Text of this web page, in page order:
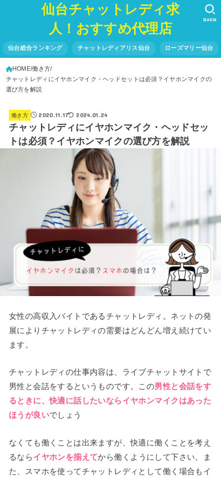
仙台チャットレディ求
人！おすすめ代理店
仙台総合ランキング チャットレディアリス仙台 ローズマリー仙台
SEARCH
HOME 働き方
チャットレディにイヤホンマイク・ヘッドセットは必須？イヤホンマイクの
選び方を解説
働き方 2020.11.17 2024.01.24
チャットレディにイヤホンマイク・ヘッドセッ
トは必須？イヤホンマイクの選び方を解説
女性の高収入バイトであるチャットレディ。ネットの発
展によりチャットレディの需要はどんどん増え続けてい
ます。
チャットレディの仕事内容は、ライブチャットサイトで
男性と会話をするというものです。この男性と会話をす
るときに、快適に話したいならイヤホンマイクはあった
ほうが良いでしょう
なくても働くことは出来ますが、快適に働くことを考え
るならイヤホンを揃えてから働くようにして下さい。ま
た、スマホを使ってチャットレディとして働く場合もイ